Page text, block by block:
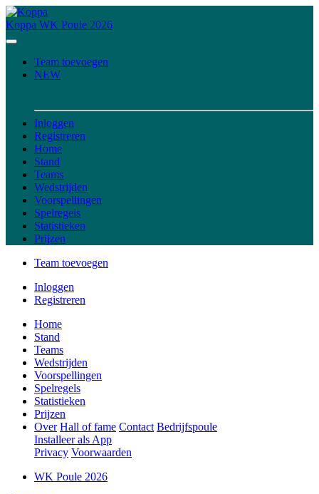
Koppa WK Poule 2026
Team toevoegen
NEW
Inloggen
Registreren
Home
Stand
Teams
Wedstrijden
Voorspellingen
Spelregels
Statistieken
Prijzen
Team toevoegen
Inloggen
Registreren
Home
Stand
Teams
Wedstrijden
Voorspellingen
Spelregels
Statistieken
Prijzen
Over Hall of fame Contact Bedrijfspoule
Installeer als App
Privacy Voorwaarden
WK Poule 2026